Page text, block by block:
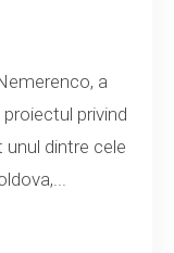
a
privind
dintre cele